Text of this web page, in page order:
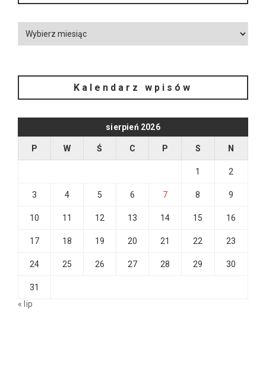
Kalendarz wpisów
sierpień 2026
P W Ś C P S N
1 2
3 4 5 6 7 8 9
10 11 12 13 14 15 16
17 18 19 20 21 22 23
24 25 26 27 28 29 30
31
« lip